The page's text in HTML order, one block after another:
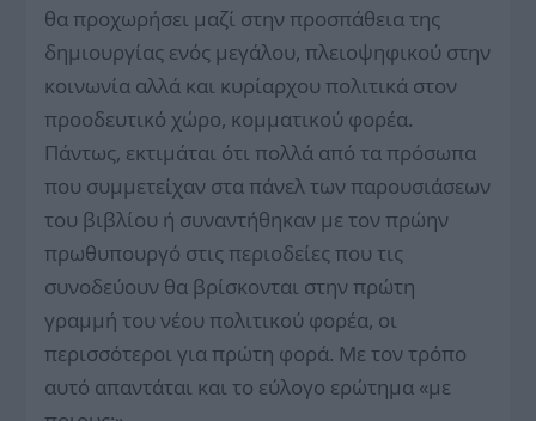
θα προχωρήσει μαζί στην προσπάθεια της
δημιουργίας ενός μεγάλου, πλειοψηφικού στην
κοινωνία αλλά και κυρίαρχου πολιτικά στον
προοδευτικό χώρο, κομματικού φορέα.
Πάντως, εκτιμάται ότι πολλά από τα πρόσωπα
που συμμετείχαν στα πάνελ των παρουσιάσεων
του βιβλίου ή συναντήθηκαν με τον πρώην
πρωθυπουργό στις περιοδείες που τις
συνοδεύουν θα βρίσκονται στην πρώτη
γραμμή του νέου πολιτικού φορέα, οι
περισσότεροι για πρώτη φορά. Με τον τρόπο
αυτό απαντάται και το εύλογο ερώτημα «με